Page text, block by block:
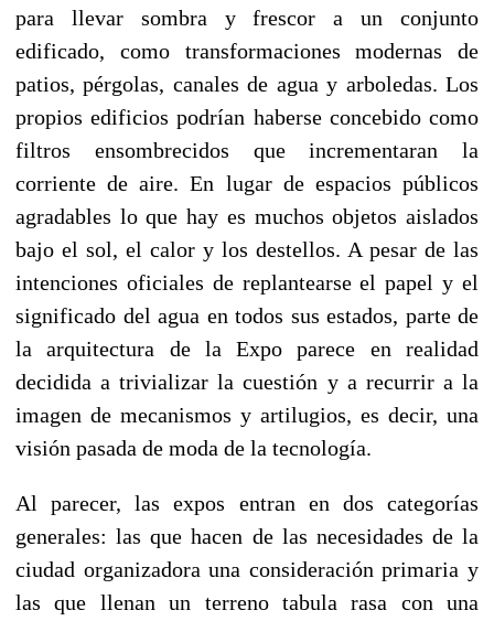
para llevar sombra y frescor a un conjunto
edificado, como transformaciones modernas de
patios, pérgolas, canales de agua y arboledas. Los
propios edificios podrían haberse concebido como
filtros ensombrecidos que incrementaran la
corriente de aire. En lugar de espacios públicos
agradables lo que hay es muchos objetos aislados
bajo el sol, el calor y los destellos. A pesar de las
intenciones oficiales de replantearse el papel y el
significado del agua en todos sus estados, parte de
la arquitectura de la Expo parece en realidad
decidida a trivializar la cuestión y a recurrir a la
imagen de mecanismos y artilugios, es decir, una
visión pasada de moda de la tecnología.
Al parecer, las expos entran en dos categorías
generales: las que hacen de las necesidades de la
ciudad organizadora una consideración primaria y
las que llenan un terreno tabula rasa con una